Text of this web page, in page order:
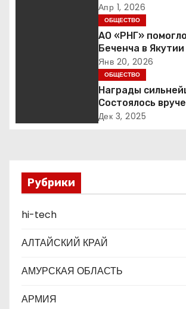
о
а
п
и
с
я
м
Апр 1, 2026
ОБЩЕСТВО
АО «РНГ»
Беченча в Якутии
Янв 20, 2026
ОБЩЕСТВО
Награды
Состоялось
международной
Дек 3, 2025
Рубрики
hi-tech
АЛТАЙСКИЙ КРАЙ
АМУРСКАЯ ОБЛАСТЬ
АРМИЯ